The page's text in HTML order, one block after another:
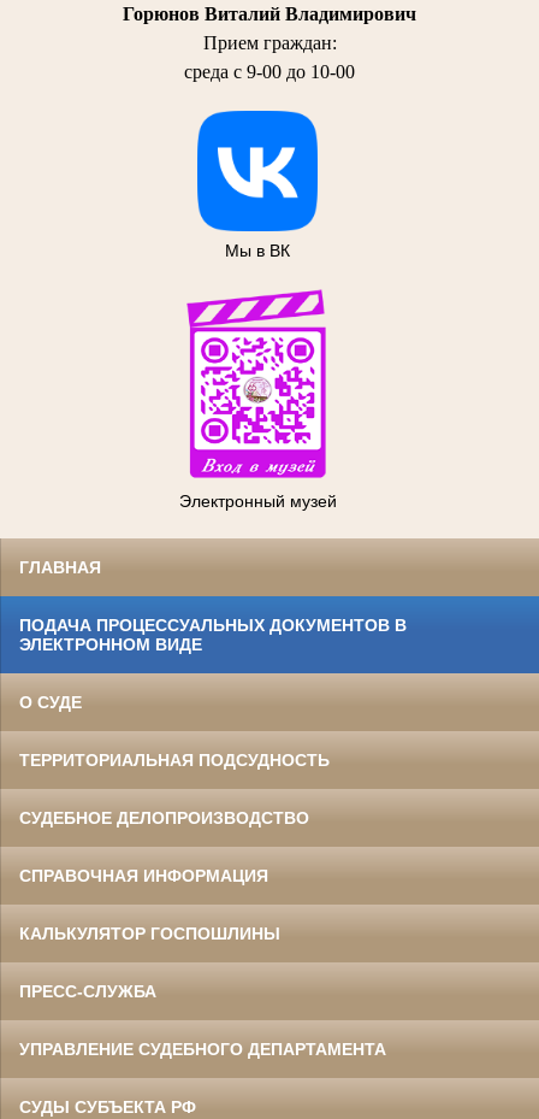
Горюнов Виталий Владимирович
Прием граждан:
среда с 9-00 до 10-00
Мы в ВК
Электронный музей
ГЛАВНАЯ
ПОДАЧА ПРОЦЕССУАЛЬНЫХ ДОКУМЕНТОВ В
ЭЛЕКТРОННОМ ВИДЕ
О СУДЕ
ТЕРРИТОРИАЛЬНАЯ ПОДСУДНОСТЬ
СУДЕБНОЕ ДЕЛОПРОИЗВОДСТВО
СПРАВОЧНАЯ ИНФОРМАЦИЯ
КАЛЬКУЛЯТОР ГОСПОШЛИНЫ
ПРЕСС-СЛУЖБА
УПРАВЛЕНИЕ СУДЕБНОГО ДЕПАРТАМЕНТА
СУДЫ СУБЪЕКТА РФ